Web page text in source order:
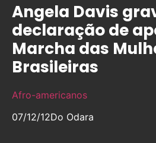
Angela Davis
declaração de
Marcha das
Brasileiras
Afro-americanos
07/12/12Do Odara